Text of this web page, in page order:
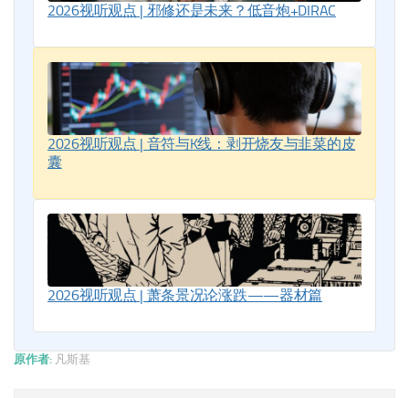
2026视听观点 | 邪修还是未来？低音炮+DIRAC
2026视听观点 | 音符与K线：剥开烧友与韭菜的皮
囊
2026视听观点 | 萧条景况论涨跌——器材篇
原作者: 凡斯基